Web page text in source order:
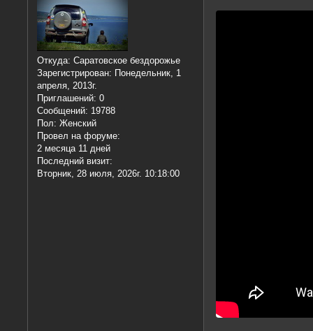
Откуда: Саратовское бездорожье
Зарегистрирован: Понедельник, 1
апреля, 2013г.
Приглашений: 0
Сообщений: 19788
Пол: Женский
Провел на форуме:
2 месяца 11 дней
Последний визит:
Вторник, 28 июля, 2026г. 10:18:00